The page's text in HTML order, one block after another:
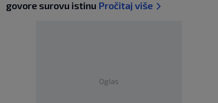
govore surovu istinu Pročitaj više
Oglas